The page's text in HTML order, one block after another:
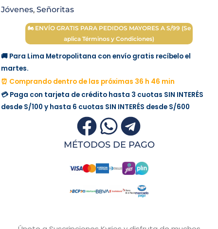
Jóvenes, Señoritas
🏍 ENVÍO GRATIS PARA PEDIDOS MAYORES A S/99 (Se
aplica Términos y Condiciones)
🚚 Para Lima Metropolitana con envío gratis recíbelo el
martes.
⏰ Comprando dentro de las próximas 36 h 46 min
💳 Paga con tarjeta de crédito hasta 3 cuotas SIN INTERÉS
desde S/100 y hasta 6 cuotas SIN INTERÉS desde S/600
MÉTODOS DE PAGO